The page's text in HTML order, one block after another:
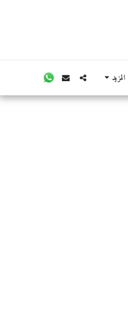
المزيد